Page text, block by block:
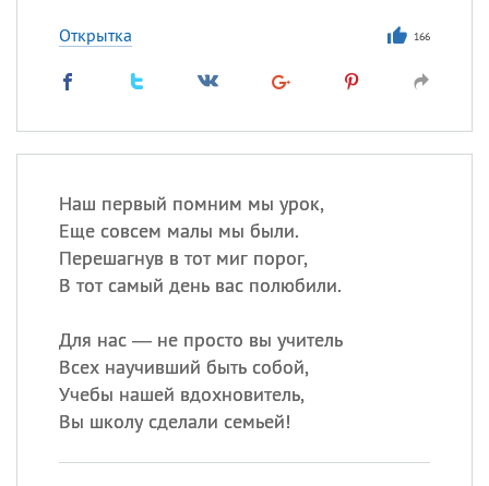
Открытка 166
Наш первый помним мы урок,
Еще совсем малы мы были.
Перешагнув в тот миг порог,
В тот самый день вас полюбили.
Для нас — не просто вы учитель
Всех научивший быть собой,
Учебы нашей вдохновитель,
Вы школу сделали семьей!